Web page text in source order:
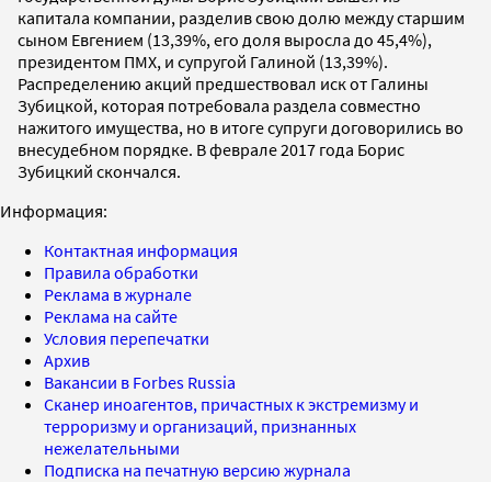
капитала компании, разделив свою долю между старшим
сыном Евгением (13,39%, его доля выросла до 45,4%),
президентом ПМХ, и супругой Галиной (13,39%).
Распределению акций предшествовал иск от Галины
Зубицкой, которая потребовала раздела совместно
нажитого имущества, но в итоге супруги договорились во
внесудебном порядке. В феврале 2017 года Борис
Зубицкий скончался.
Информация:
Контактная информация
Правила обработки
Реклама в журнале
Реклама на сайте
Условия перепечатки
Архив
Вакансии в Forbes Russia
Сканер иноагентов, причастных к экстремизму и
терроризму и организаций, признанных
нежелательными
Подписка на печатную версию журнала